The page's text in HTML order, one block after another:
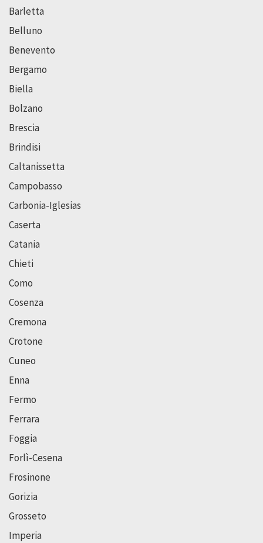
Barletta
Belluno
Benevento
Bergamo
Biella
Bolzano
Brescia
Brindisi
Caltanissetta
Campobasso
Carbonia-Iglesias
Caserta
Catania
Chieti
Como
Cosenza
Cremona
Crotone
Cuneo
Enna
Fermo
Ferrara
Foggia
Forlì-Cesena
Frosinone
Gorizia
Grosseto
Imperia